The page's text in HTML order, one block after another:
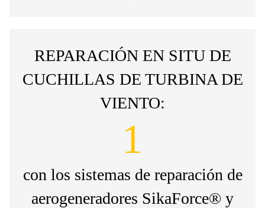
REPARACIÓN EN SITU DE
CUCHILLAS DE TURBINA DE
VIENTO:
1
con los sistemas de reparación de
aerogeneradores SikaForce® y